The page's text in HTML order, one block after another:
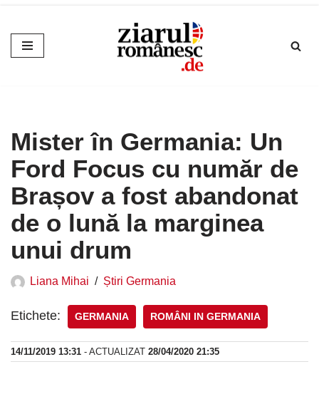
Sari
la
Mister în Germania: Un
Ford Focus cu număr de
Brașov a fost abandonat
de o lună la marginea
unui drum
Liana Mihai Știri Germania
Etichete: GERMANIA ROMÂNI IN GERMANIA
14/11/2019 13:31 - ACTUALIZAT 28/04/2020 21:35